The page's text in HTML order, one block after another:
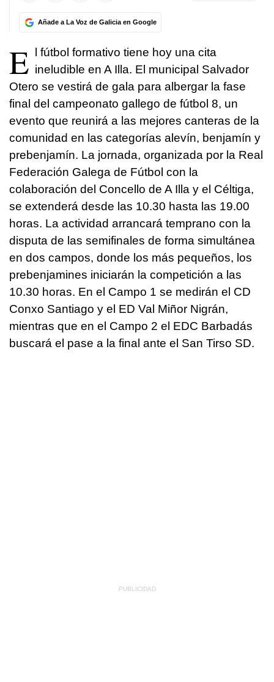
Añade a La Voz de Galicia en Google
E
l fútbol formativo tiene hoy una cita
ineludible en A Illa. El municipal Salvador
Otero se vestirá de gala para albergar la fase
final del campeonato gallego de fútbol 8, un
evento que reunirá a las mejores canteras de la
comunidad en las categorías alevín, benjamín y
prebenjamín. La jornada, organizada por la Real
Federación Galega de Fútbol con la
colaboración del Concello de A Illa y el Céltiga,
se extenderá desde las 10.30 hasta las 19.00
horas. La actividad arrancará temprano con la
disputa de las semifinales de forma simultánea
en dos campos, donde los más pequeños, los
prebenjamines iniciarán la competición a las
10.30 horas. En el Campo 1 se medirán el CD
Conxo Santiago y el ED Val Miñor Nigrán,
mientras que en el Campo 2 el EDC Barbadás
buscará el pase a la final ante el San Tirso SD.